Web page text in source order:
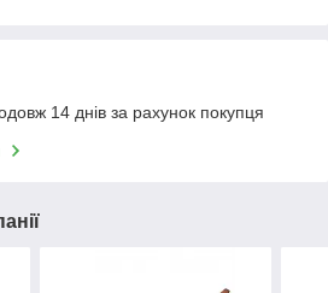
14 днів за рахунок покупця